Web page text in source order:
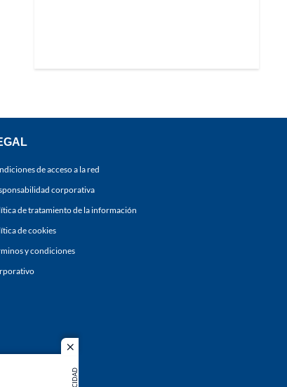
close
de acceso a la red
corporativa
de tratamiento de la información
de cookies
y condiciones